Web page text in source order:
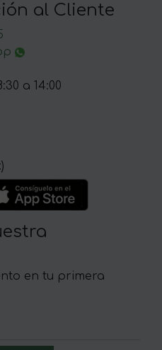
al Cliente
a 14:00
en tu primera